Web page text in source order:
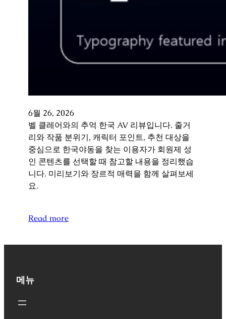
6월 26, 2026
벨 클레어와의 추억 한국 AV 리뷰입니다. 줄거
리와 작품 분위기, 캐릭터 포인트, 추천 대상을
중심으로 한국야동을 찾는 이용자가 회원제 성
인 콘텐츠를 선택할 때 참고할 내용을 정리했습
니다. 미리보기와 장르적 매력을 함께 살펴보세
요.
Read more
메뉴